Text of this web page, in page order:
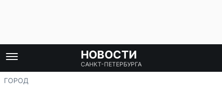
НОВОСТИ
САНКТ-ПЕТЕРБУРГА
ГОРОД